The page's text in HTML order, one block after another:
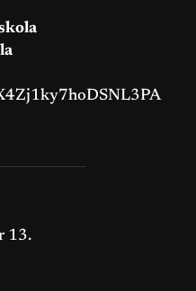
13.